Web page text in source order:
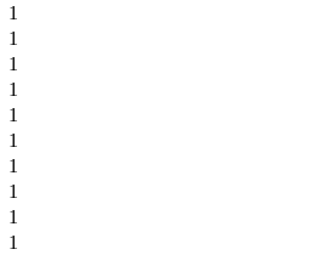
1
1
1
1
1
1
1
1
1
1